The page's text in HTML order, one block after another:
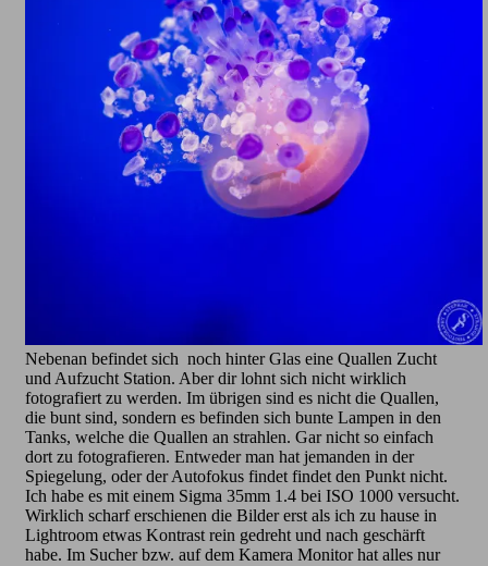
Nebenan befindet sich noch hinter Glas eine Quallen Zucht
und Aufzucht Station. Aber dir lohnt sich nicht wirklich
fotografiert zu werden. Im übrigen sind es nicht die Quallen,
die bunt sind, sondern es befinden sich bunte Lampen in den
Tanks, welche die Quallen an strahlen. Gar nicht so einfach
dort zu fotografieren. Entweder man hat jemanden in der
Spiegelung, oder der Autofokus findet findet den Punkt nicht.
Ich habe es mit einem Sigma 35mm 1.4 bei ISO 1000 versucht.
Wirklich scharf erschienen die Bilder erst als ich zu hause in
Lightroom etwas Kontrast rein gedreht und nach geschärft
habe. Im Sucher bzw. auf dem Kamera Monitor hat alles nur